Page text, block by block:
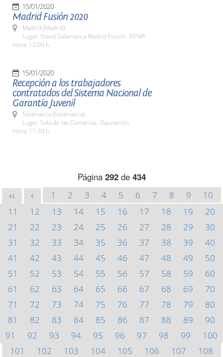
15/01/2020
Madrid Fusión 2020
Madrid (Madrid)
Lugar: Stand Salamanca Madrid Fusión. IFEMA
Hora: 13:00 h.
15/01/2020
Recepción a los trabajadores
contratados del Sistema Nacional de
Garantía Juvenil
Salamanca (Salamanca)
Lugar: Sala de las Comarcas. Diputación
Hora: 11:30 h.
Página 292de 434
<< < 1 2 3 4 5 6 7 8 9
10
11
12 13 14 15 16 17 18 19
20
21
22 23 24 25 26 27 28 29
30
31
32 33 34 35 36 37 38 39
40
41
42 43 44 45 46 47 48 49
50
51
52 53 54 55 56 57 58 59
60
61
62 63 64 65 66 67 68 69
70
71
72 73 74 75 76 77 78 79
80
81
82 83 84 85 86 87 88 89
90
91
92 93 94 95 96 97 98 99
100
101
102 103 104 105 106 107
108